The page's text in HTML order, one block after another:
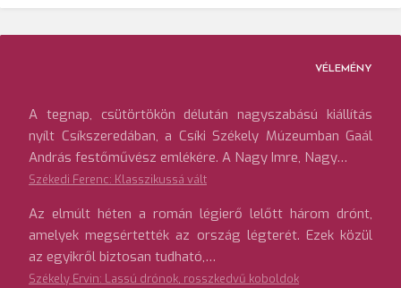
VÉLEMÉNY
A tegnap, csütörtökön délután nagyszabású kiállítás
nyílt Csíkszeredában, a Csíki Székely Múzeumban Gaál
András festőművész emlékére. A Nagy Imre, Nagy…
Székedi Ferenc: Klasszikussá vált
Az elmúlt héten a román légierő lelőtt három drónt,
amelyek megsértették az ország légterét. Ezek közül
az egyikről biztosan tudható,…
Székely Ervin: Lassú drónok, rosszkedvű koboldok